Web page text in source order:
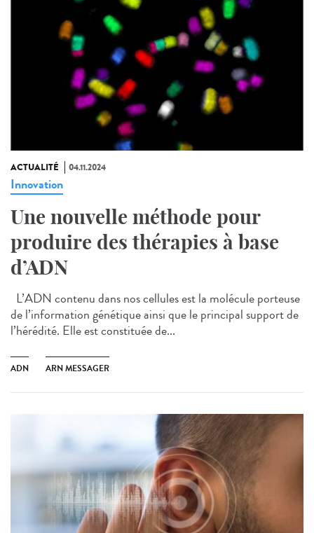
ACTUALITÉ 04.11.2024
Innovation
Une nouvelle méthode pour
produire des thérapies à base
d’ADN
L’ADN contenu dans nos cellules est la molécule porteuse
de l’information génétique ainsi que le principal support de
l’hérédité. Elle est constituée de...
ADN ARN MESSAGER